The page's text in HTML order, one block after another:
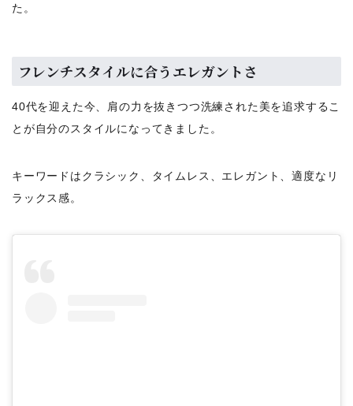
た。
フレンチスタイルに合うエレガントさ
40代を迎えた今、肩の力を抜きつつ洗練された美を追求するこ
とが自分のスタイルになってきました。
キーワードはクラシック、タイムレス、エレガント、適度なリ
ラックス感。